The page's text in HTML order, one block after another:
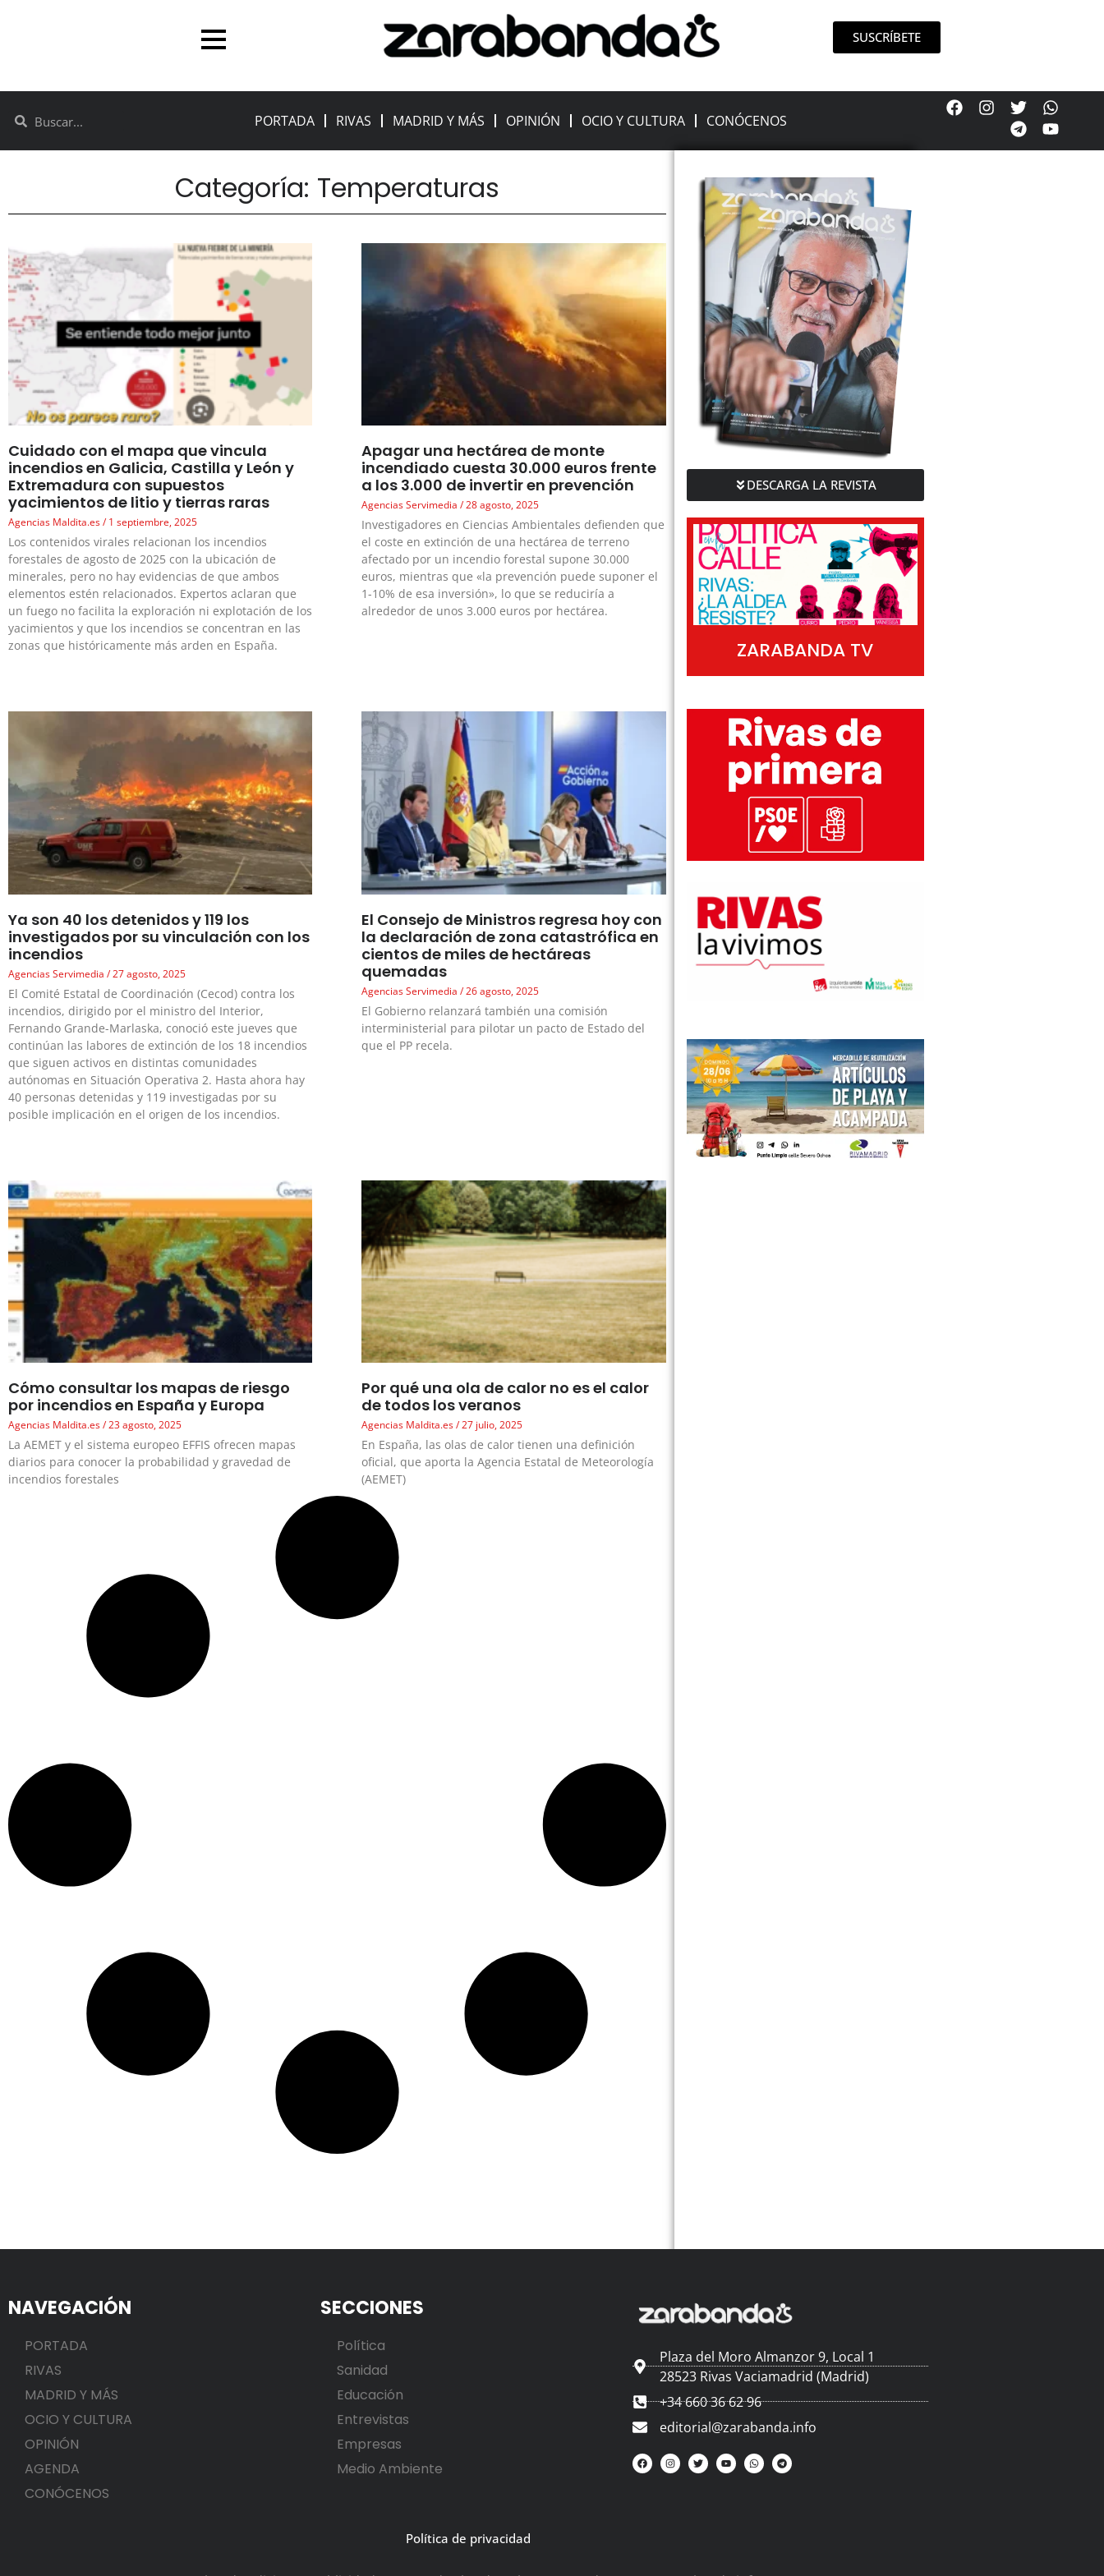
SUSCRÍBETE
PORTADA RIVAS MADRID Y MÁS OPINIÓN OCIO Y CULTURA CONÓCENOS
Categoría: Temperaturas
Cuidado con el mapa que vincula
incendios en Galicia, Castilla y León y
Extremadura con supuestos
yacimientos de litio y tierras raras
Agencias Maldita.es 1 septiembre, 2025
Los contenidos virales relacionan los incendios
forestales de agosto de 2025 con la ubicación de
minerales, pero no hay evidencias de que ambos
elementos estén relacionados. Expertos aclaran que
un fuego no facilita la exploración ni explotación de los
yacimientos y que los incendios se concentran en las
zonas que históricamente más arden en España.
Apagar una hectárea de monte
incendiado cuesta 30.000 euros frente
a los 3.000 de invertir en prevención
Agencias Servimedia 28 agosto, 2025
Investigadores en Ciencias Ambientales defienden que
el coste en extinción de una hectárea de terreno
afectado por un incendio forestal supone 30.000
euros, mientras que «la prevención puede suponer el
1-10% de esa inversión», lo que se reduciría a
alrededor de unos 3.000 euros por hectárea.
Ya son 40 los detenidos y 119 los
investigados por su vinculación con los
incendios
Agencias Servimedia 27 agosto, 2025
El Comité Estatal de Coordinación (Cecod) contra los
incendios, dirigido por el ministro del Interior,
Fernando Grande-Marlaska, conoció este jueves que
continúan las labores de extinción de los 18 incendios
que siguen activos en distintas comunidades
autónomas en Situación Operativa 2. Hasta ahora hay
40 personas detenidas y 119 investigadas por su
posible implicación en el origen de los incendios.
El Consejo de Ministros regresa hoy con
la declaración de zona catastrófica en
cientos de miles de hectáreas
quemadas
Agencias Servimedia 26 agosto, 2025
El Gobierno relanzará también una comisión
interministerial para pilotar un pacto de Estado del
que el PP recela.
Cómo consultar los mapas de riesgo
por incendios en España y Europa
Agencias Maldita.es 23 agosto, 2025
La AEMET y el sistema europeo EFFIS ofrecen mapas
diarios para conocer la probabilidad y gravedad de
incendios forestales
Por qué una ola de calor no es el calor
de todos los veranos
Agencias Maldita.es 27 julio, 2025
En España, las olas de calor tienen una definición
oficial, que aporta la Agencia Estatal de Meteorología
(AEMET)
DESCARGA LA REVISTA
ZARABANDA TV
NAVEGACIÓN
PORTADA
RIVAS
MADRID Y MÁS
OCIO Y CULTURA
OPINIÓN
AGENDA
CONÓCENOS
SECCIONES
Política
Sanidad
Educación
Entrevistas
Empresas
Medio Ambiente
Plaza del Moro Almanzor 9, Local 1
28523 Rivas Vaciamadrid (Madrid)
+34 660 36 62 96
editorial@zarabanda.info
Política de privacidad